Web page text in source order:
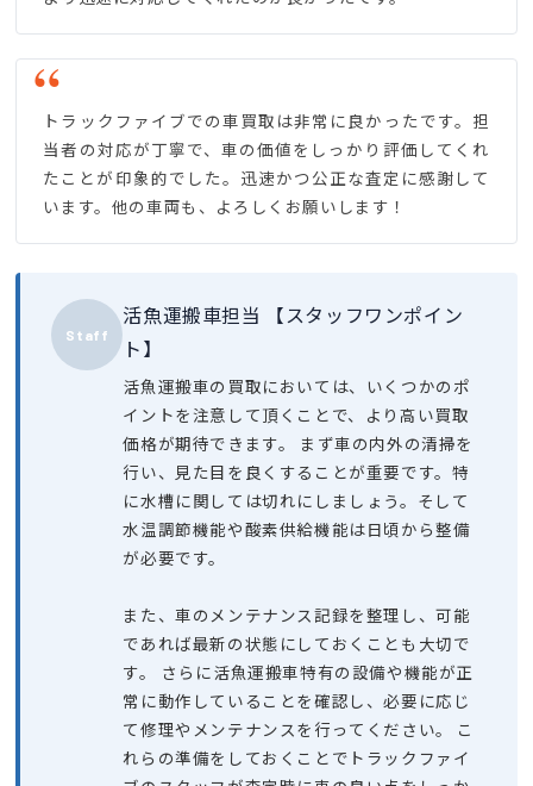
トラックファイブでの車買取は非常に良かったです。担
当者の対応が丁寧で、車の価値をしっかり評価してくれ
たことが印象的でした。迅速かつ公正な査定に感謝して
います。他の車両も、よろしくお願いします！
Staff
活魚運搬車担当 【スタッフワンポイン
ト】
活魚運搬車の買取においては、いくつかのポ
イントを注意して頂くことで、より高い買取
価格が期待できます。 まず車の内外の清掃を
行い、見た目を良くすることが重要です。特
に水槽に関しては切れにしましょう。そして
水温調節機能や酸素供給機能は日頃から整備
が必要です。
また、車のメンテナンス記録を整理し、可能
であれば最新の状態にしておくことも大切で
す。 さらに活魚運搬車特有の設備や機能が正
常に動作していることを確認し、必要に応じ
て修理やメンテナンスを行ってください。 こ
れらの準備をしておくことでトラックファイ